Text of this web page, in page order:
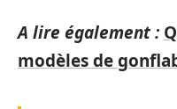
A lire également :
modèles de